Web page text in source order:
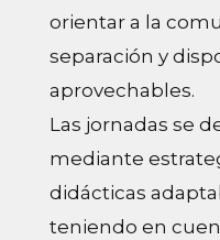
orientar a la
separación y
aprovechables.
Las jornadas se
mediante
didácticas
teniendo en